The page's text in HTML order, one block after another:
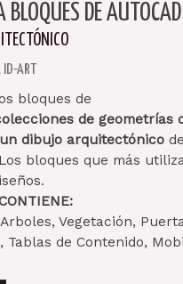
BLOQUES DE
ID-ART
bloques de
de geometrías
dibujo arquitectónico
bloques que más
Vegetación,
Tablas de Contenido,